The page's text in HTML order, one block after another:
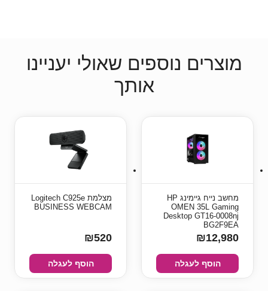
מוצרים נוספים שאולי יעניינו
אותך
מחשב נייח גיימינג HP
OMEN 35L Gaming
Desktop GT16-0008nj
BG2F9EA
₪12,980
הוסף לעגלה
מצלמת Logitech C925e
BUSINESS WEBCAM
₪520
הוסף לעגלה